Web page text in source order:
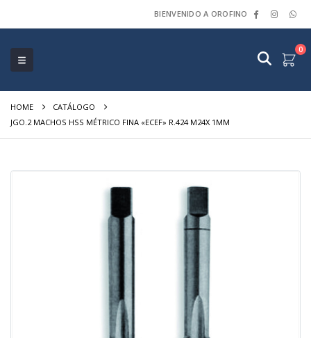
BIENVENIDO A OROFINO
0
HOME
CATÁLOGO
JGO.2 MACHOS HSS MÉTRICO FINA «ECEF» R.424 M24X 1MM